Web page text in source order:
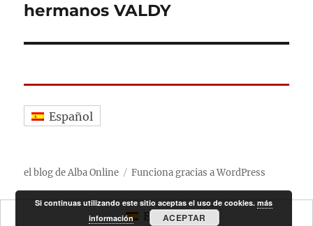
entradas
hermanos VALDY
Español
el blog de Alba Online Funciona gracias a WordPress
Español
Si continuas utilizando este sitio aceptas el uso de cookies.más
información
ACEPTAR